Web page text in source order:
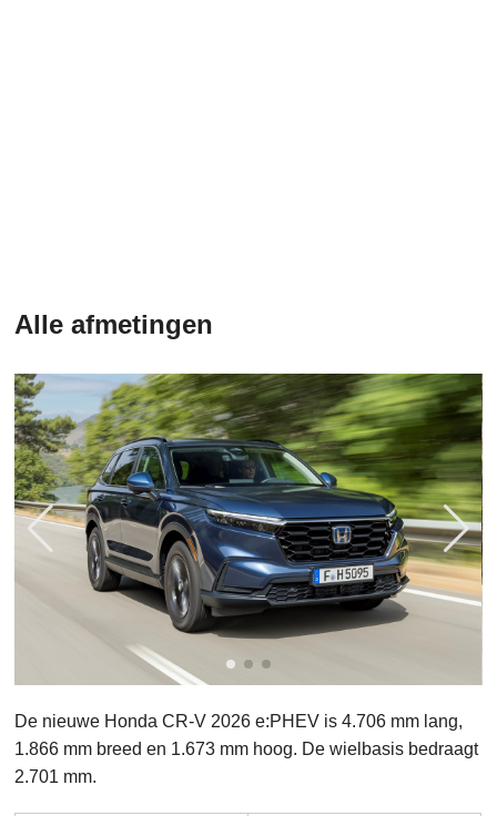
Alle afmetingen
De nieuwe Honda CR-V 2026 e:PHEV is 4.706 mm lang,
1.866 mm breed en 1.673 mm hoog. De wielbasis bedraagt
2.701 mm.